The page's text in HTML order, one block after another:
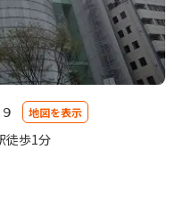
地図を表示
徒歩1分